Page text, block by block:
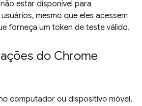
estar disponível para
mesmo que eles acessem
forneça um token de teste válido.
do Chrome
computador ou dispositivo móvel,